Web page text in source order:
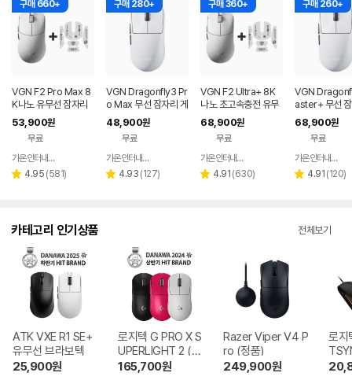
구매 660+
VGN F2 Pro Max 8
K나노 유무선 잠자리
게이밍 마우스 화이트
53,900원
무료
페이
가온인터내셔날
별 4.95 리
(581)
구매 280+
VGN Dragonfly3 Pr
o Max 무선 잠자리 게
이밍 마우스+젠더 화
이트
48,900원
무료
페이
가온인터내셔날
별 4.93 리
(127)
구매 360+
VGN F2 Ultra+ 8K
나노 초고속충전 유무
선 잠자리 게이밍 마우
스 화이트
68,900원
무료
페이
가온인터내셔날
별 4.91 리
(630)
구매 260+
VGN
aster+ 무선
게이밍 마우스
화이트
68,900원
무료
가온인터내셔날
별 4.91 리
(120)
카테고리 인기상품 전체보기
ATK VXE R1 SE+
유무선 브라보텍
25,900원
로지텍 G PRO X S
UPERLIGHT 2 (정
품)
165,700원
Razer Viper V4 P
ro (정품)
249,900원
로지